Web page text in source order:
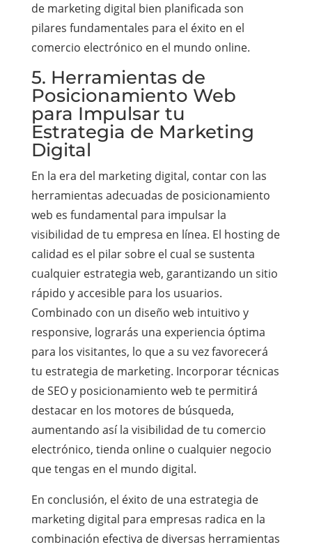
de marketing digital bien planificada son
pilares fundamentales para el éxito en el
comercio electrónico en el mundo online.
5. Herramientas de
Posicionamiento Web
para Impulsar tu
Estrategia de Marketing
Digital
En la era del marketing digital, contar con las
herramientas adecuadas de posicionamiento
web es fundamental para impulsar la
visibilidad de tu empresa en línea. El hosting de
calidad es el pilar sobre el cual se sustenta
cualquier estrategia web, garantizando un sitio
rápido y accesible para los usuarios.
Combinado con un diseño web intuitivo y
responsive, lograrás una experiencia óptima
para los visitantes, lo que a su vez favorecerá
tu estrategia de marketing. Incorporar técnicas
de SEO y posicionamiento web te permitirá
destacar en los motores de búsqueda,
aumentando así la visibilidad de tu comercio
electrónico, tienda online o cualquier negocio
que tengas en el mundo digital.
En conclusión, el éxito de una estrategia de
marketing digital para empresas radica en la
combinación efectiva de diversas herramientas